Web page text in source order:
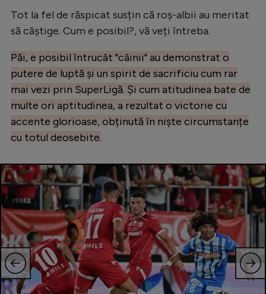
Gimnastică
Auto
Rugby
Ciclism
Alte sporturi
JO 2024
JO 2026
Intră în cont
Creează cont
Tot la fel de răspicat susțin că roș-albii au meritat
să câștige. Cum e posibil?, vă veți întreba.
Păi, e posibil întrucât "câinii" au demonstrat o
putere de luptă și un spirit de sacrificiu cum rar
mai vezi prin SuperLigă. Și cum atitudinea bate de
multe ori aptitudinea, a rezultat o victorie cu
accente glorioase, obținută în niște circumstanțe
cu totul deosebite.